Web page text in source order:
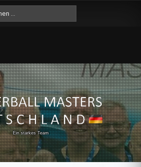
Ein starkes Team